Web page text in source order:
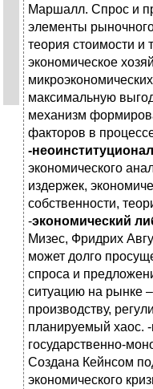
Маршалл. Спрос и
элементы
теория стоимости и
экономическое
максимальную
механизм
факторов в
-
экономического
издержек,
собственности,
-экономический
Мизес, Фридрих
может долго
спроса и
ситуацию на рынке
производству,
планируемый хаос. -
государственно-
Создана Кейнсом
экономического